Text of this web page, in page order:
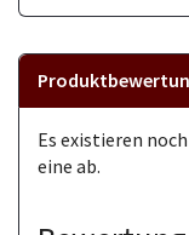
Es existieren
eine ab.